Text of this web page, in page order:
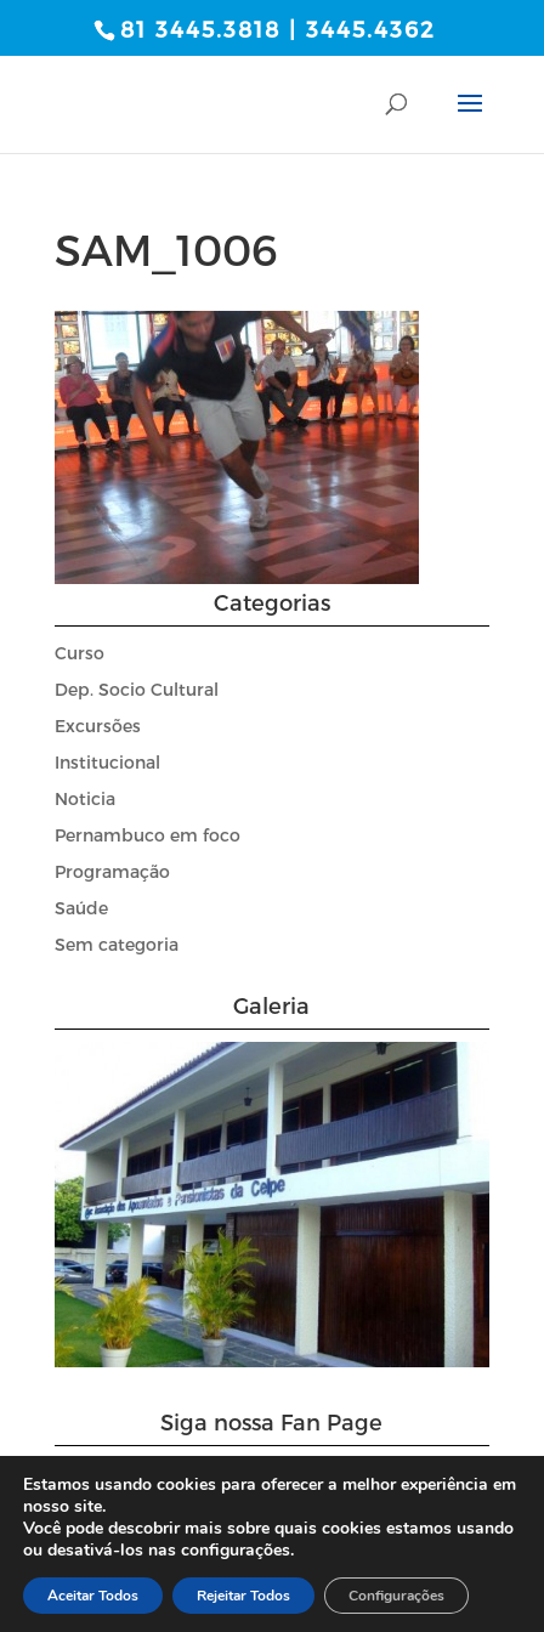
81 3445.3818 | 3445.4362
SAM_1006
Categorias
Curso
Dep. Socio Cultural
Excursões
Institucional
Noticia
Pernambuco em foco
Programação
Saúde
Sem categoria
Galeria
Siga nossa Fan Page
Estamos usando cookies para oferecer a melhor experiência em
nosso site.
Você pode descobrir mais sobre quais cookies estamos usando
ou desativá-los nas configurações.
Aceitar Todos Rejeitar Todos Configurações